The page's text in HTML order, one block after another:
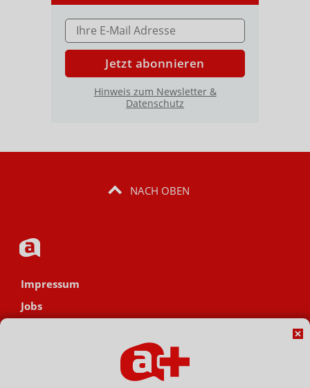
E-MAIL ADRESSE
Jetzt abonnieren
Hinweis zum Newsletter &
Datenschutz
NACH OBEN
Impressum
Jobs